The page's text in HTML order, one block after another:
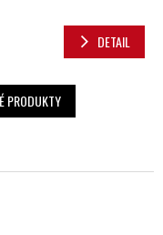
DETAIL
PRODUKTY